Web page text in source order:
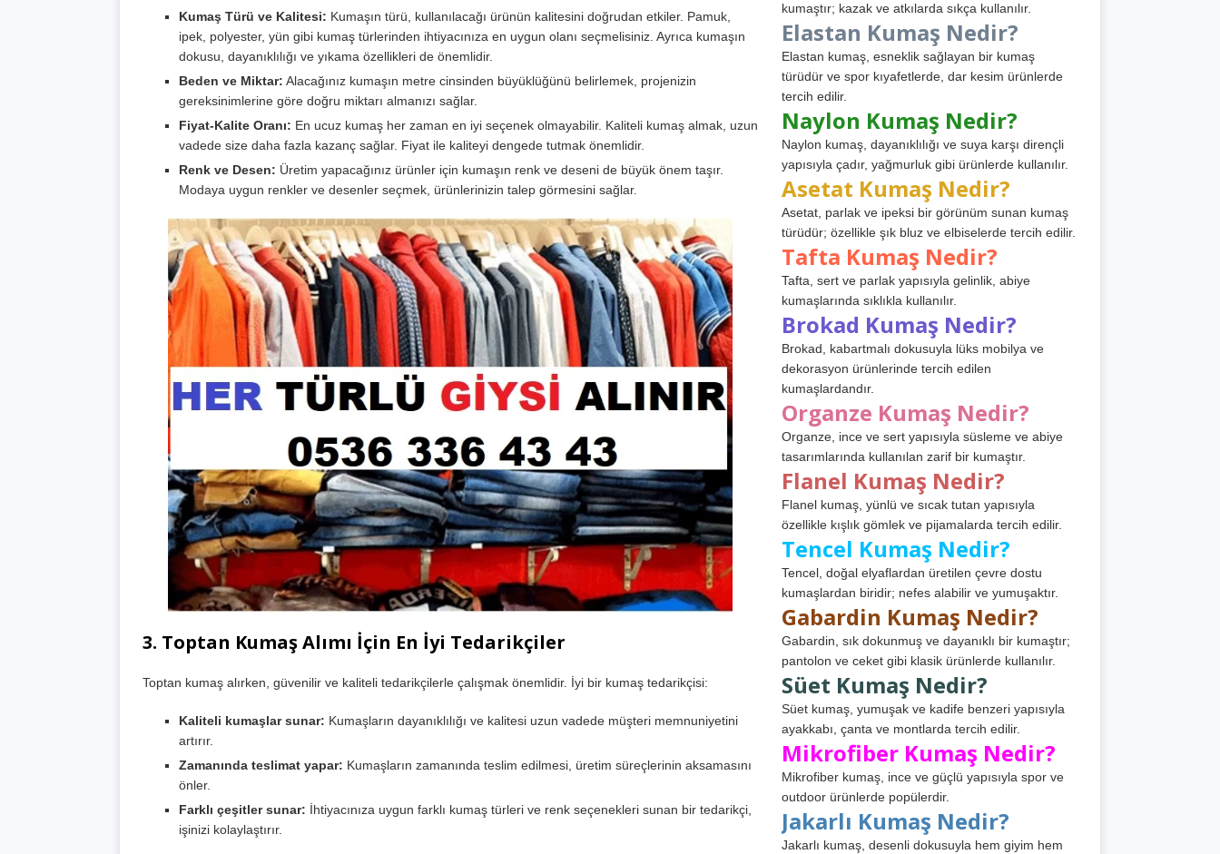
Kumaş Türü ve Kalitesi: Kumaşın türü, kullanılacağı ürünün kalitesini doğrudan etkiler. Pamuk,
ipek, polyester, yün gibi kumaş türlerinden ihtiyacınıza en uygun olanı seçmelisiniz. Ayrıca kumaşın
dokusu, dayanıklılığı ve yıkama özellikleri de önemlidir.
Beden ve Miktar: Alacağınız kumaşın metre cinsinden büyüklüğünü belirlemek, projenizin
gereksinimlerine göre doğru miktarı almanızı sağlar.
Fiyat-Kalite Oranı: En ucuz kumaş her zaman en iyi seçenek olmayabilir. Kaliteli kumaş almak, uzun
vadede size daha fazla kazanç sağlar. Fiyat ile kaliteyi dengede tutmak önemlidir.
Renk ve Desen: Üretim yapacağınız ürünler için kumaşın renk ve deseni de büyük önem taşır.
Modaya uygun renkler ve desenler seçmek, ürünlerinizin talep görmesini sağlar.
3. Toptan Kumaş Alımı İçin En İyi Tedarikçiler
Toptan kumaş alırken, güvenilir ve kaliteli tedarikçilerle çalışmak önemlidir. İyi bir kumaş tedarikçisi:
Kaliteli kumaşlar sunar: Kumaşların dayanıklılığı ve kalitesi uzun vadede müşteri memnuniyetini
artırır.
Zamanında teslimat yapar: Kumaşların zamanında teslim edilmesi, üretim süreçlerinin aksamasını
önler.
Farklı çeşitler sunar: İhtiyacınıza uygun farklı kumaş türleri ve renk seçenekleri sunan bir tedarikçi,
işinizi kolaylaştırır.
kumaştır; kazak ve atkılarda sıkça kullanılır.
Elastan Kumaş Nedir?
Elastan kumaş, esneklik sağlayan bir kumaş
türüdür ve spor kıyafetlerde, dar kesim ürünlerde
tercih edilir.
Naylon Kumaş Nedir?
Naylon kumaş, dayanıklılığı ve suya karşı dirençli
yapısıyla çadır, yağmurluk gibi ürünlerde kullanılır.
Asetat Kumaş Nedir?
Asetat, parlak ve ipeksi bir görünüm sunan kumaş
türüdür; özellikle şık bluz ve elbiselerde tercih edilir.
Tafta Kumaş Nedir?
Tafta, sert ve parlak yapısıyla gelinlik, abiye
kumaşlarında sıklıkla kullanılır.
Brokad Kumaş Nedir?
Brokad, kabartmalı dokusuyla lüks mobilya ve
dekorasyon ürünlerinde tercih edilen
kumaşlardandır.
Organze Kumaş Nedir?
Organze, ince ve sert yapısıyla süsleme ve abiye
tasarımlarında kullanılan zarif bir kumaştır.
Flanel Kumaş Nedir?
Flanel kumaş, yünlü ve sıcak tutan yapısıyla
özellikle kışlık gömlek ve pijamalarda tercih edilir.
Tencel Kumaş Nedir?
Tencel, doğal elyaflardan üretilen çevre dostu
kumaşlardan biridir; nefes alabilir ve yumuşaktır.
Gabardin Kumaş Nedir?
Gabardin, sık dokunmuş ve dayanıklı bir kumaştır;
pantolon ve ceket gibi klasik ürünlerde kullanılır.
Süet Kumaş Nedir?
Süet kumaş, yumuşak ve kadife benzeri yapısıyla
ayakkabı, çanta ve montlarda tercih edilir.
Mikrofiber Kumaş Nedir?
Mikrofiber kumaş, ince ve güçlü yapısıyla spor ve
outdoor ürünlerde popülerdir.
Jakarlı Kumaş Nedir?
Jakarlı kumaş, desenli dokusuyla hem giyim hem